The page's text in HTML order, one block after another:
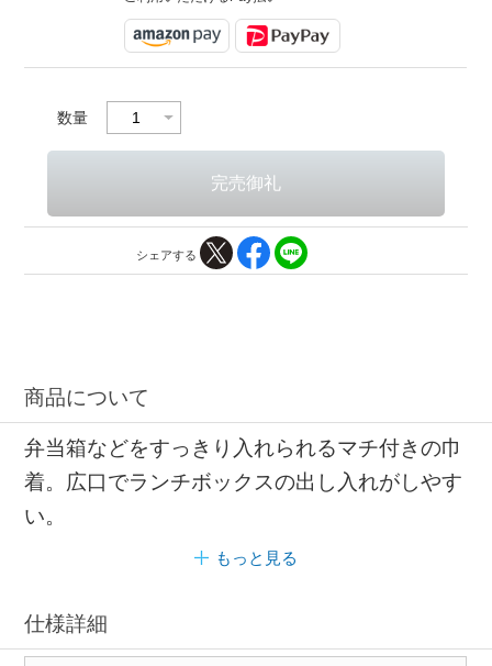
数量
シェアする
商品について
弁当箱などをすっきり入れられるマチ付きの巾
着。広口でランチボックスの出し入れがしやす
い。
もっと見る
仕様詳細